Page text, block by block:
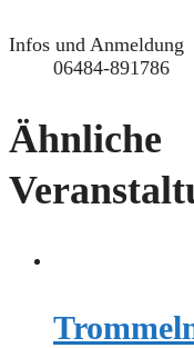
Infos und Anmeldung
06484-891786
Ähnliche